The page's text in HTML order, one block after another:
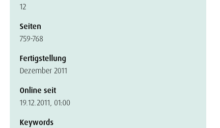
12
Seiten
759-768
Fertigstellung
Dezember 2011
Online seit
19.12.2011, 01:00
Keywords